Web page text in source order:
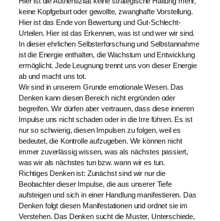
keine Kopfgeburt oder gewollte, zwanghafte Vorstellung.
Hier ist das Ende von Bewertung und Gut-Schlecht-
Urteilen. Hier ist das Erkennen, was ist und wer wir sind.
In dieser ehrlichen Selbsterforschung und Selbstannahme
ist die Energie enthalten, die Wachstum und Entwicklung
ermöglicht. Jede Leugnung trennt uns von dieser Energie
ab und macht uns tot.
Wir sind in unserem Grunde emotionale Wesen. Das
Denken kann diesen Bereich nicht ergründen oder
begreifen. Wir dürfen aber vertrauen, dass diese inneren
Impulse uns nicht schaden oder in die Irre führen. Es ist
nur so schwierig, diesen Impulsen zu folgen, weil es
bedeutet, die Kontrolle aufzugeben. Wir können nicht
immer zuverlässig wissen, was als nächstes passiert,
was wir als nächstes tun bzw. wann wir es tun.
Richtiges Denken ist: Zunächst sind wir nur die
Beobachter dieser Impulse, die aus unserer Tiefe
aufsteigen und sich in einer Handlung manifestieren. Das
Denken folgt diesen Manifestationen und ordnet sie im
Verstehen. Das Denken sucht die Muster, Unterschiede,